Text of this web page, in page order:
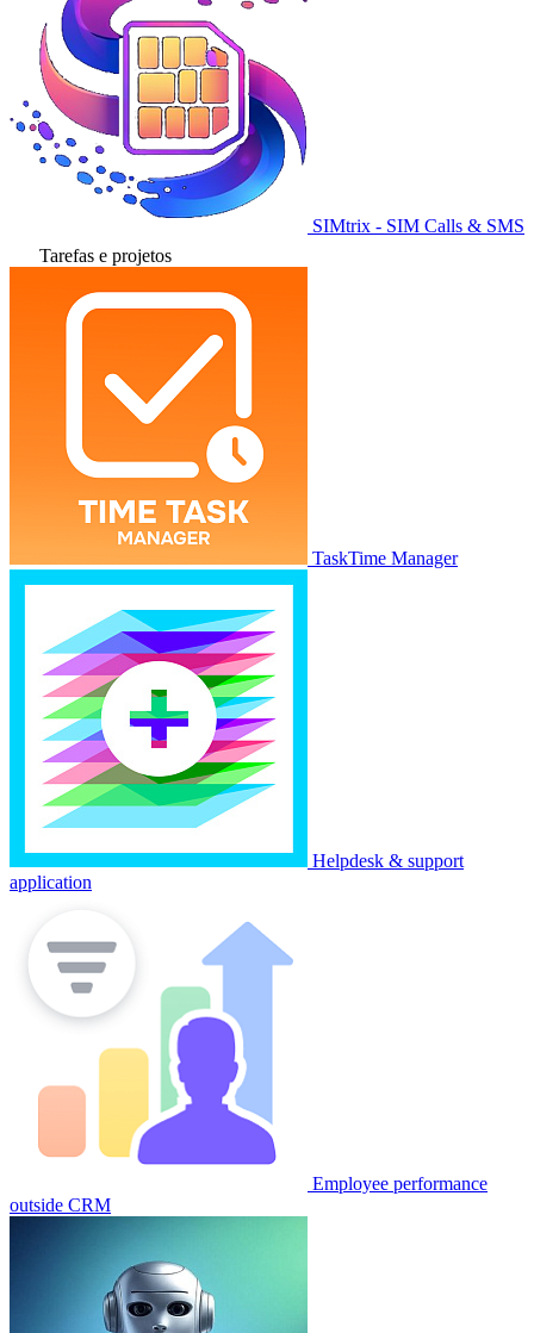
SIMtrix - SIM Calls & SMS
Tarefas e projetos
TaskTime Manager
Helpdesk & support
application
Employee performance
outside CRM